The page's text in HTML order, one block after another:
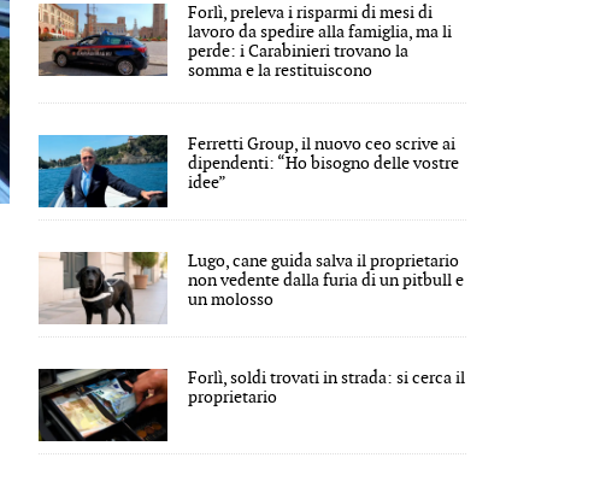
Forlì, preleva i risparmi di mesi di
lavoro da spedire alla famiglia, ma li
perde: i Carabinieri trovano la
somma e la restituiscono
Ferretti Group, il nuovo ceo scrive ai
dipendenti: “Ho bisogno delle vostre
idee”
Lugo, cane guida salva il proprietario
non vedente dalla furia di un pitbull e
un molosso
Forlì, soldi trovati in strada: si cerca il
proprietario